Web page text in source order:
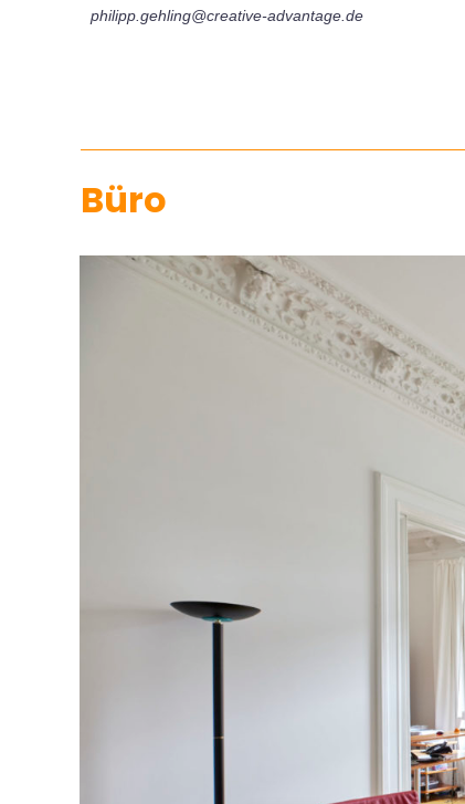
philipp.gehling@creative-advantage.de
Büro